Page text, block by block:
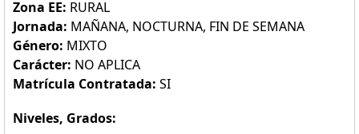
Zona EE: RURAL
Jornada: MAÑANA, NOCTURNA, FIN DE SEMANA
Género: MIXTO
Carácter: NO APLICA
Matrícula Contratada: SI
Niveles, Grados: